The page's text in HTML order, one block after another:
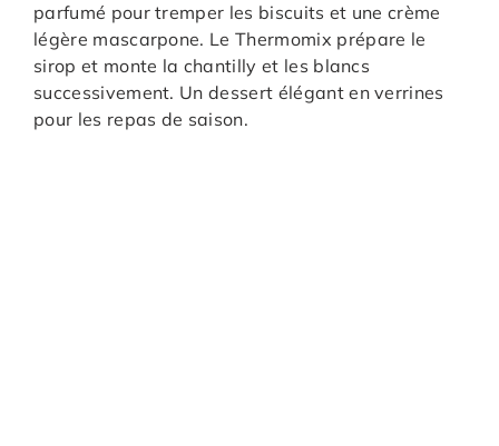
parfumé pour tremper les biscuits et une crème
légère mascarpone. Le Thermomix prépare le
sirop et monte la chantilly et les blancs
successivement. Un dessert élégant en verrines
pour les repas de saison.